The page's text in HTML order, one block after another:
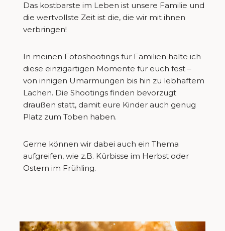
Das kostbarste im Leben ist unsere Familie und
die wertvollste Zeit ist die, die wir mit ihnen
verbringen!
In meinen Fotoshootings für Familien halte ich
diese einzigartigen Momente für euch fest –
von innigen Umarmungen bis hin zu lebhaftem
Lachen. Die Shootings finden bevorzugt
draußen statt, damit eure Kinder auch genug
Platz zum Toben haben.
Gerne können wir dabei auch ein Thema
aufgreifen, wie z.B. Kürbisse im Herbst oder
Ostern im Frühling.